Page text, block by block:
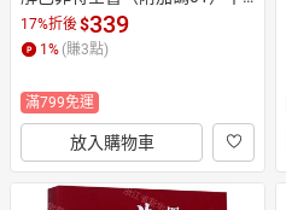
天龍圖書簡體字專賣店丨97875
1136845401 (tl2605_中智)
17%折後$339
1 % (賺3點)
滿799免運
放入購物車